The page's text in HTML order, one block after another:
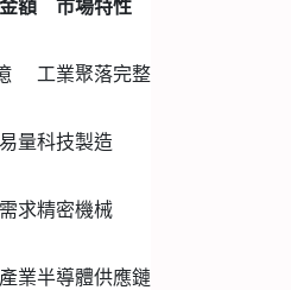
額 市場特性
工業聚落完整
量科技製造
求精密機械
業半導體供應鏈